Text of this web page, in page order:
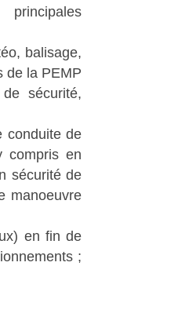
balisage,
de la PEMP
sécurité,
conduite de
compris en
sécurité de
manoeuvre
en fin de
;